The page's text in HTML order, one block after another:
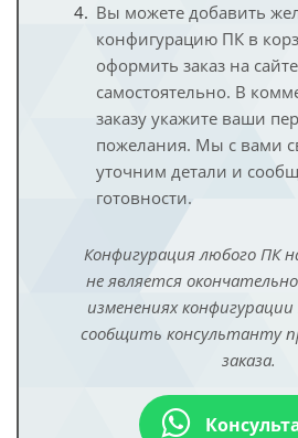
Вы можете добавить
конфигурацию ПК в
оформить заказ на сайте
самостоятельно. В
заказу укажите ваши
пожелания. Мы с вами
уточним детали и
готовности.
Конфигурация любого ПК
не является
изменениях
сообщить консультанту
заказа.